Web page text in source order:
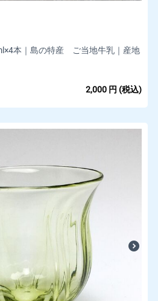
本｜島の特産 ご当地牛乳｜産地
2,000 円 (税込)